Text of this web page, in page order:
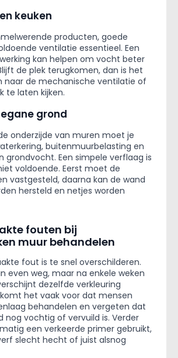
keuken
producten, goede
ventilatie essentieel. Een
kan helpen om vocht beter
de plek terugkomen, dan is het
naar de mechanische ventilatie of
te laten kijken.
grond
onderzijde van muren moet je
buitenmuurbelasting en
grondvocht. Een simpele verflaag is
voldoende. Eerst moet de
vastgesteld, daarna kan de wand
hersteld en netjes worden
fouten bij
muur behandelen
fout is te snel overschilderen.
even weg, maar na enkele weken
dezelfde verkleuring
het vaak voor dat mensen
behandelen en vergeten dat
nog vochtig of vervuild is. Verder
een verkeerde primer gebruikt,
slecht hecht of juist alsnog